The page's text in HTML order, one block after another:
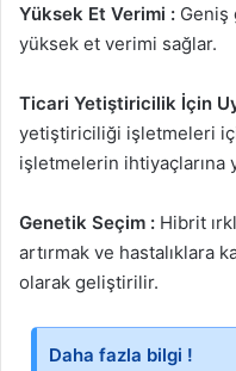
Yüksek Et Verimi : Geniş
yüksek et verimi sağlar.
Ticari Yetiştiricilik İçin
yetiştiriciliği işletmeleri
işletmelerin ihtiyaçlarına
Genetik Seçim : Hibrit
artırmak ve hastalıklara
olarak geliştirilir.
Daha fazla bilgi !